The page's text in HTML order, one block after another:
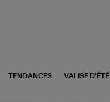
TENDANCES VALISE D'ÉTÉ